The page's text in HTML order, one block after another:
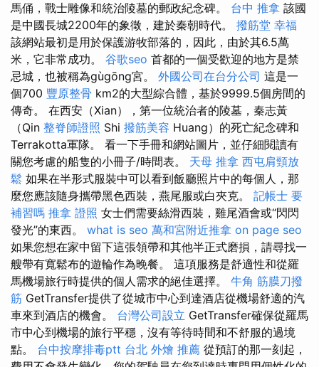
馬俑，戰士雕像和統治陵墓的郵政紀念碑。 台中 推拿 該國
是中國長城2200年的象徵，建於秦朝時代。 撥筋堂 幸福
該網站最初是用於保護游牧部落的，因此，由於其6.5萬
米，它非常成功。 谷歌seo 首都的一個受歡迎的地方是禁
忌城，也被稱為gùgōng宮。 外國公司在台分公司 這是一
個700 豐原整骨 km2的大型綜合體，基於9999.5個房間的
傳奇。 在西安（Xian），第一位統治者的陵墓，秦志黃
（Qin 整脊師證照 Shi 撥筋美容 Huang）的死亡紀念碑和
Terrakotta軍隊。 看一下手冊和網站圖片，並仔細閱讀有
關您考慮的船隻的小冊子/時間表。 天母 推拿 西屯肩頸放
鬆 如果在半形式服裝中可以看到飯廳照片中的每個人，那
麼您應該隨身攜帶黑色西裝，燕尾服或白夾克。 記帳士 要
補習嗎 推拿 證照 女士們需要絲滑西裝，雞尾酒會或“閃閃
發光”的東西。 what is seo 萬和宮附近推拿 on page seo
如果您想在家中留下這張領帶和其他半正式磨損，請尋找一
艘帶有寬鬆布的遊輪作為晚餐。 這項服務是舒適性和從羅
馬機場旅行時提供的個人需求的絕佳選擇。 牛角 筋膜刀撥
筋 GetTransfer提供了從城市中心到達酒店從機場舒適的汽
車來到酒店的機會。 台灣公司設立 GetTransfer確保從羅馬
市中心到機場的旅行平穩，沒有等待時間和不舒服的過境
點。 台中按摩排毒ptt 台北 外燴 推薦 從預訂的那一刻起，